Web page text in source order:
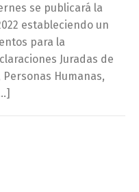
se publicará la
estableciendo un
para la
Juradas de
Humanas,